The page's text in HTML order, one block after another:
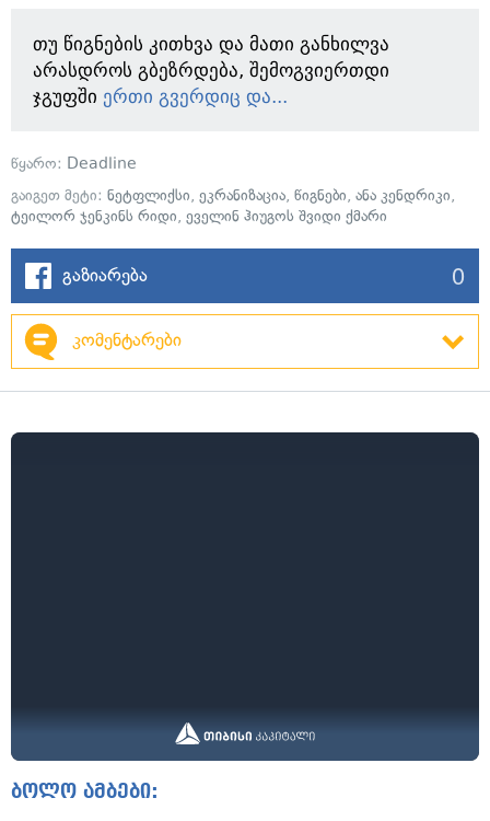
თუ წიგნების კითხვა და მათი განხილვა
არასდროს გბეზრდება, შემოგვიერთდი
ჯგუფში ერთი გვერდიც და...
წყარო: Deadline
გაიგეთ მეტი: ნეტფლიქსი, ეკრანიზაცია, წიგნები, ანა კენდრიკი,
ტეილორ ჯენკინს რიდი, ეველინ ჰიუგოს შვიდი ქმარი
გაზიარება 0
კომენტარები
ბოლო ამბები: